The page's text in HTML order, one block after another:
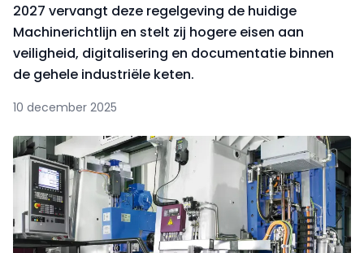
2027 vervangt deze regelgeving de huidige
Machinerichtlijn en stelt zij hogere eisen aan
veiligheid, digitalisering en documentatie binnen
de gehele industriële keten.
10 december 2025